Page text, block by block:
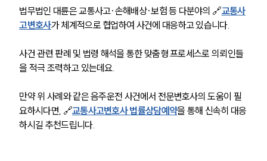
법무법인 대륜은 교통사고·손해배상·보험 등 다분야의 🔗교통사
고변호사가 체계적으로 협업하여 사건에 대응하고 있습니다.
사건 관련 판례 및 법령 해석을 통한 맞춤형 프로세스로 의뢰인들
을 적극 조력하고 있는데요.
만약 위 사례와 같은 음주운전 사건에서 전문변호사의 도움이 필
요하시다면, 🔗교통사고변호사 법률상담예약을 통해 신속히 대응
하시길 추천드립니다.